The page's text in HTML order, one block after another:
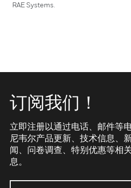
RAE Systems.
订阅我们！
立即注册以通过电话、邮件等
尼韦尔产品更新、技术信息、
闻、问卷调查、特别优惠等相
息。